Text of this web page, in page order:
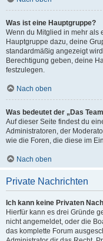
Was ist eine Hauptgruppe?
Wenn du Mitglied in mehr als
Hauptgruppe dazu, deine
standardmäßig angezeigt
Berechtigung geben, deine
festzulegen.
Nach oben
Was bedeutet der „Das
Auf dieser Seite findest du
Administratoren, der
wie die Foren, die diese im
Nach oben
Private Nachrichten
Ich kann keine Privaten
Hierfür kann es drei Gründe
nicht angemeldet, oder die
das komplette Forum